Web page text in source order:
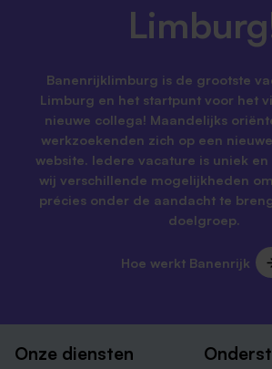
Banenrijklimburg is de grootste
Limburg en het startpunt voor het
nieuwe collega! Maandelijks
werkzoekenden zich op een
website. Iedere vacature is uniek
wij verschillende mogelijkheden
précies onder de aandacht te
doelgroep.
Hoe werkt Banenrijk
Onze diensten